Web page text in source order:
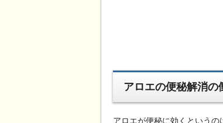
アロエの便秘解消の
アロエが便秘に効くという